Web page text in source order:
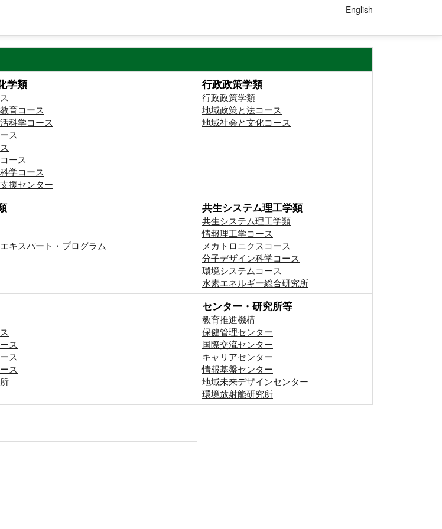
English
学類
育コース
科学コース
ス
ース
学コース
援センター
行政政策学類
行政政策学類
地域政策と法コース
地域社会と文化コース
キスパート・プログラム
共生システム理工学類
共生システム理工学類
情報理工学コース
メカトロニクスコース
分子デザイン科学コース
環境システムコース
⽔素エネルギー総合研究所
ス
ス
ス
センター・研究所等
教育推進機構
保健管理センター
国際交流センター
キャリアセンター
情報基盤センター
地域未来デザインセンター
環境放射能研究所